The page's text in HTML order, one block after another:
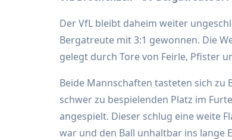
Der VfL bleibt daheim weiter
Bergatreute mit 3:1 gewonnen. Die
gelegt durch Tore von Feirle, Pfister
Beide Mannschaften tasteten sich zu
schwer zu bespielenden Platz im
angespielt. Dieser schlug eine weite
war und den Ball unhaltbar ins lange